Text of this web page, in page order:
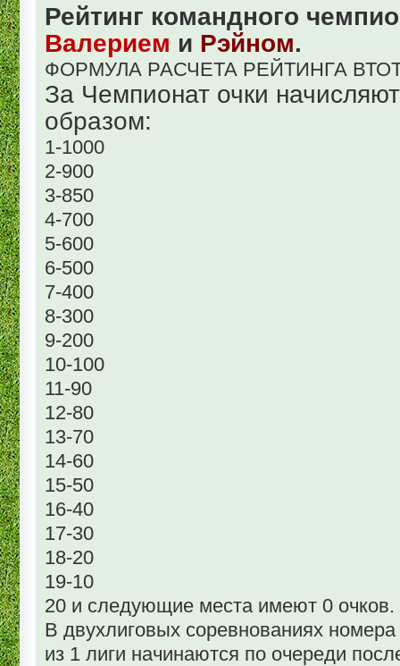
Рейтинг командного
Валерием и Рэйном.
ФОРМУЛА РАСЧЕТА РЕЙТИНГА
За Чемпионат очки
образом:
1-1000
2-900
3-850
4-700
5-600
6-500
7-400
8-300
9-200
10-100
11-90
12-80
13-70
14-60
15-50
16-40
17-30
18-20
19-10
20 и следующие места имеют 0 очков.
В двухлиговых соревнованиях
из 1 лиги начинаются по очереди